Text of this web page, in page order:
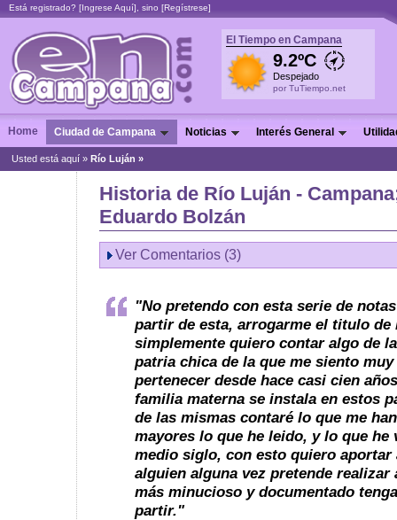
Está registrado? [Ingrese Aquí], sino [Regístrese]
El Tiempo en Campana
9.2ºC
Despejado
por TuTiempo.net
Home Ciudad de Campana Noticias Interés General
Usted está aquí » Río Luján »
Historia de Río Luján -
Eduardo Bolzán
Ver Comentarios (3)
"No pretendo con esta serie de
partir de esta, arrogarme el titulo de
simplemente quiero contar algo de
patria chica de la que me siento
pertenecer desde hace casi cien
familia materna se instala en estos
de las mismas contaré lo que me
mayores lo que he leido, y lo que he
medio siglo, con esto quiero aportar
alguien alguna vez pretende realizar
más minucioso y documentado
partir."